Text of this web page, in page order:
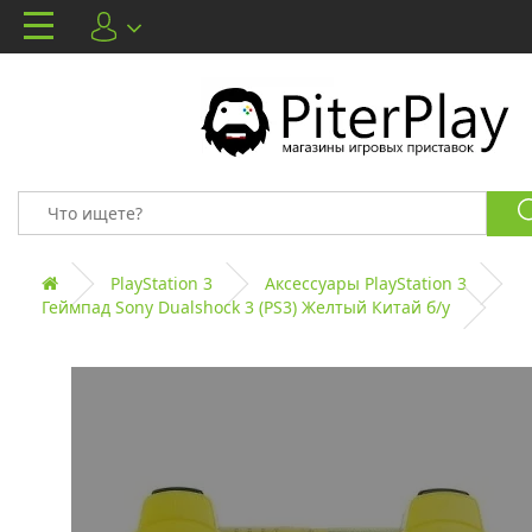
PlayStation 3
Аксессуары PlayStation 3
Геймпад Sony Dualshock 3 (PS3) Желтый Китай б/у